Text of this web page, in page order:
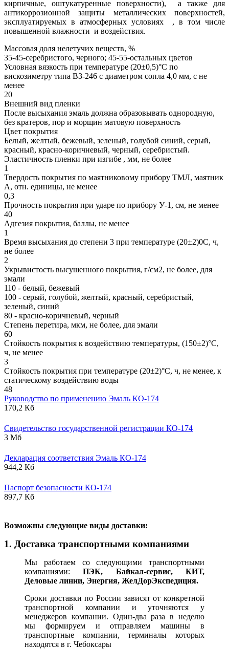
кирпичные, оштукатуренные поверхности), а также для
антикоррозионной защиты металлических поверхностей,
эксплуатируемых в атмосферных условиях , в том числе
повышенной влажности и воздействия.
Массовая доля нелетучих веществ, %
35-45-серебристого, черного; 45-55-остальных цветов
Условная вязкость при температуре (20±0,5)°С по
вискозиметру типа ВЗ-246 с диаметром сопла 4,0 мм, с не
менее
20
Внешний вид пленки
После высыхания эмаль должна образовывать однородную,
без кратеров, пор и морщин матовую поверхность
Цвет покрытия
Белый, желтый, бежевый, зеленый, голубой синий, серый,
красный, красно-коричневый, черный, серебристый.
Эластичность пленки при изгибе , мм, не более
1
Твердость покрытия по маятниковому прибору ТМЛ, маятник
А, отн. единицы, не менее
0,3
Прочность покрытия при ударе по прибору У-1, см, не менее
40
Адгезия покрытия, баллы, не менее
1
Время высыхания до степени 3 при температуре (20±2)0С, ч,
не более
2
Укрывистость высушенного покрытия, г/см2, не более, для
эмали
110 - белый, бежевый
100 - серый, голубой, желтый, красный, серебристый,
зеленый, синий
80 - красно-коричневый, черный
Степень перетира, мкм, не более, для эмали
60
Стойкость покрытия к воздействию температуры, (150±2)°С,
ч, не менее
3
Стойкость покрытия при температуре (20±2)°С, ч, не менее, к
статическому воздействию воды
48
Руководство по применению Эмаль КО-174
170,2 Кб
Свидетельство государственной регистрации КО-174
3 Мб
Декларация соответствия Эмаль КО-174
944,2 Кб
Паспорт безопасности КО-174
897,7 Кб
Возможны следующие виды доставки:
1. Доставка транспортными компаниями
Мы работаем со следующими транспортными
компаниями:ПЭК, Байкал-сервис, КИТ,
Деловые линии, Энергия, ЖелДорЭкспедиция.
Сроки доставки по России зависят от конкретной
транспортной компании и уточняются у
менеджеров компании. Один-два раза в неделю
мы формируем и отправляем машины в
транспортные компании, терминалы которых
находятся в г. Чебоксары